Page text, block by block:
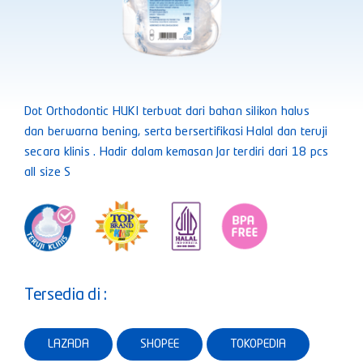
Dot Orthodontic HUKI terbuat dari bahan silikon halus
dan berwarna bening, serta bersertifikasi Halal dan teruji
secara klinis . Hadir dalam kemasan Jar terdiri dari 18 pcs
all size S
Tersedia di :
LAZADA SHOPEE TOKOPEDIA